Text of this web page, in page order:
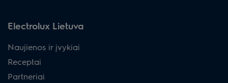
Electrolux Lietuva
Naujienos ir įvykiai
Receptai
Partneriai